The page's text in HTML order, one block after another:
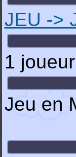
JEU ->
1 joueur
Jeu en